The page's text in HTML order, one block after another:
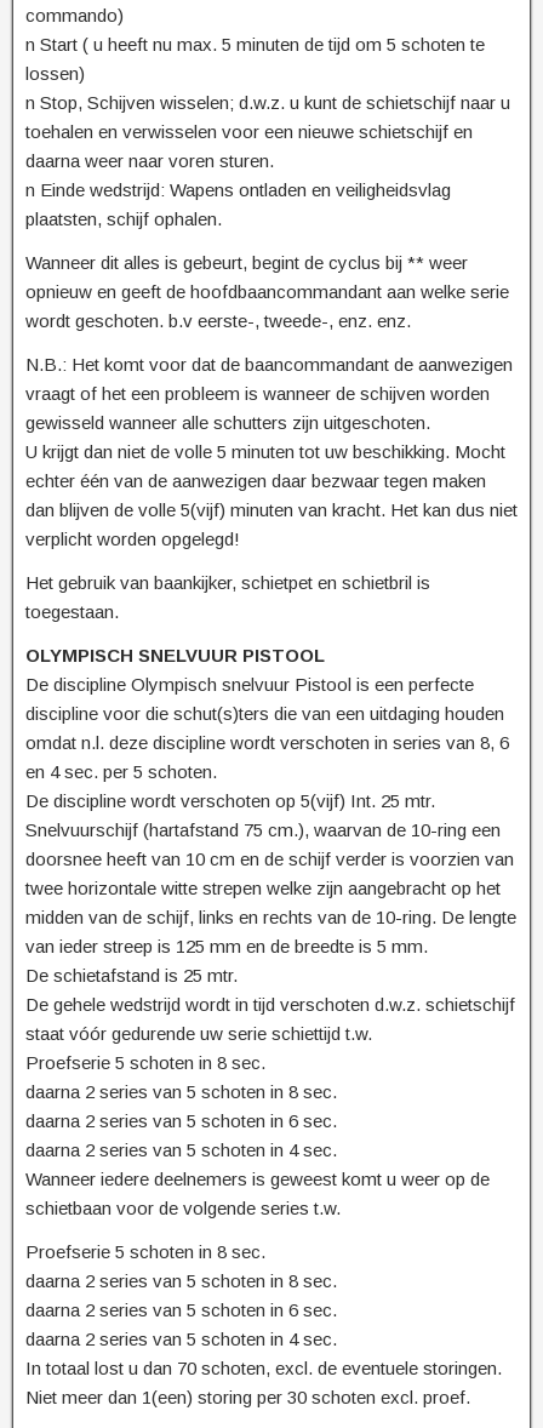
commando)
n Start ( u heeft nu max. 5 minuten de tijd om 5 schoten te
lossen)
n Stop, Schijven wisselen; d.w.z. u kunt de schietschijf naar u
toehalen en verwisselen voor een nieuwe schietschijf en
daarna weer naar voren sturen.
n Einde wedstrijd: Wapens ontladen en veiligheidsvlag
plaatsten, schijf ophalen.
Wanneer dit alles is gebeurt, begint de cyclus bij ** weer
opnieuw en geeft de hoofdbaancommandant aan welke serie
wordt geschoten. b.v eerste-, tweede-, enz. enz.
N.B.: Het komt voor dat de baancommandant de aanwezigen
vraagt of het een probleem is wanneer de schijven worden
gewisseld wanneer alle schutters zijn uitgeschoten.
U krijgt dan niet de volle 5 minuten tot uw beschikking. Mocht
echter één van de aanwezigen daar bezwaar tegen maken
dan blijven de volle 5(vijf) minuten van kracht. Het kan dus niet
verplicht worden opgelegd!
Het gebruik van baankijker, schietpet en schietbril is
toegestaan.
OLYMPISCH SNELVUUR PISTOOL
De discipline Olympisch snelvuur Pistool is een perfecte
discipline voor die schut(s)ters die van een uitdaging houden
omdat n.l. deze discipline wordt verschoten in series van 8, 6
en 4 sec. per 5 schoten.
De discipline wordt verschoten op 5(vijf) Int. 25 mtr.
Snelvuurschijf (hartafstand 75 cm.), waarvan de 10-ring een
doorsnee heeft van 10 cm en de schijf verder is voorzien van
twee horizontale witte strepen welke zijn aangebracht op het
midden van de schijf, links en rechts van de 10-ring. De lengte
van ieder streep is 125 mm en de breedte is 5 mm.
De schietafstand is 25 mtr.
De gehele wedstrijd wordt in tijd verschoten d.w.z. schietschijf
staat vóór gedurende uw serie schiettijd t.w.
Proefserie 5 schoten in 8 sec.
daarna 2 series van 5 schoten in 8 sec.
daarna 2 series van 5 schoten in 6 sec.
daarna 2 series van 5 schoten in 4 sec.
Wanneer iedere deelnemers is geweest komt u weer op de
schietbaan voor de volgende series t.w.
Proefserie 5 schoten in 8 sec.
daarna 2 series van 5 schoten in 8 sec.
daarna 2 series van 5 schoten in 6 sec.
daarna 2 series van 5 schoten in 4 sec.
In totaal lost u dan 70 schoten, excl. de eventuele storingen.
Niet meer dan 1(een) storing per 30 schoten excl. proef.